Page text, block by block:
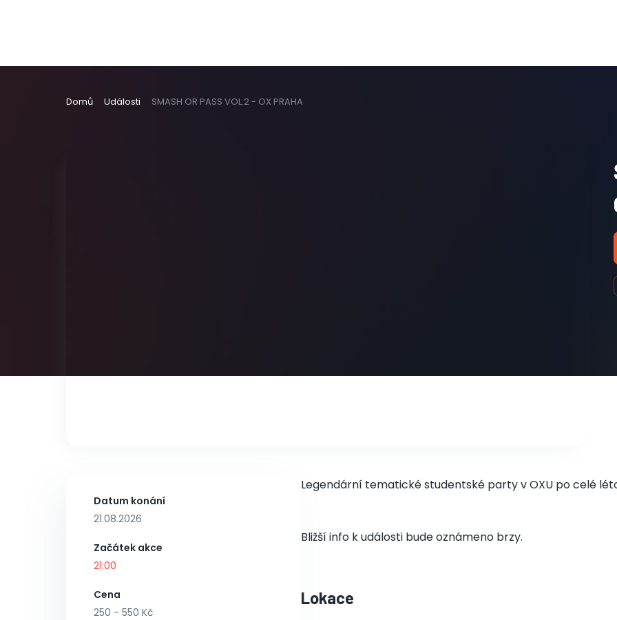
Domů Události SMASH OR PASS VOL.2 - OX PRAHA
Datum konání
21.08.2026
Začátek akce
21:00
Cena
250 - 550 Kč
Legendární tematické studentské party v OXU po celé
Bližší info k události bude oznámeno brzy.
Lokace